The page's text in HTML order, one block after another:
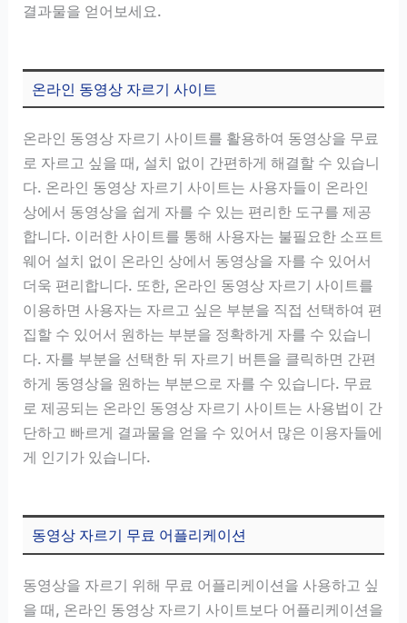
결과물을 얻어보세요.
온라인 동영상 자르기 사이트
온라인 동영상 자르기 사이트를 활용하여 동영상을 무료
로 자르고 싶을 때, 설치 없이 간편하게 해결할 수 있습니
다. 온라인 동영상 자르기 사이트는 사용자들이 온라인
상에서 동영상을 쉽게 자를 수 있는 편리한 도구를 제공
합니다. 이러한 사이트를 통해 사용자는 불필요한 소프트
웨어 설치 없이 온라인 상에서 동영상을 자를 수 있어서
더욱 편리합니다. 또한, 온라인 동영상 자르기 사이트를
이용하면 사용자는 자르고 싶은 부분을 직접 선택하여 편
집할 수 있어서 원하는 부분을 정확하게 자를 수 있습니
다. 자를 부분을 선택한 뒤 자르기 버튼을 클릭하면 간편
하게 동영상을 원하는 부분으로 자를 수 있습니다. 무료
로 제공되는 온라인 동영상 자르기 사이트는 사용법이 간
단하고 빠르게 결과물을 얻을 수 있어서 많은 이용자들에
게 인기가 있습니다.
동영상 자르기 무료 어플리케이션
동영상을 자르기 위해 무료 어플리케이션을 사용하고 싶
을 때, 온라인 동영상 자르기 사이트보다 어플리케이션을